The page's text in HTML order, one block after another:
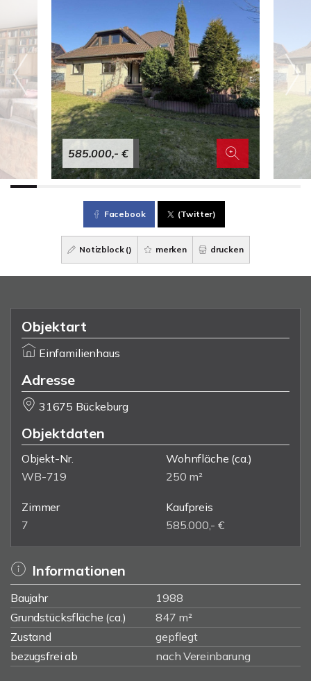
585.000,- €
Facebook (Twitter)
Notizblock () merken drucken
Objektart
Einfamilienhaus
Adresse
31675 Bückeburg
Objektdaten
Objekt-Nr.
WB-719
Wohnfläche (ca.)
250 m²
Zimmer
7
Kaufpreis
585.000,- €
Informationen
Baujahr
1988
Grundstücksfläche (ca.)
847 m²
Zustand
gepflegt
bezugsfrei ab
nach Vereinbarung